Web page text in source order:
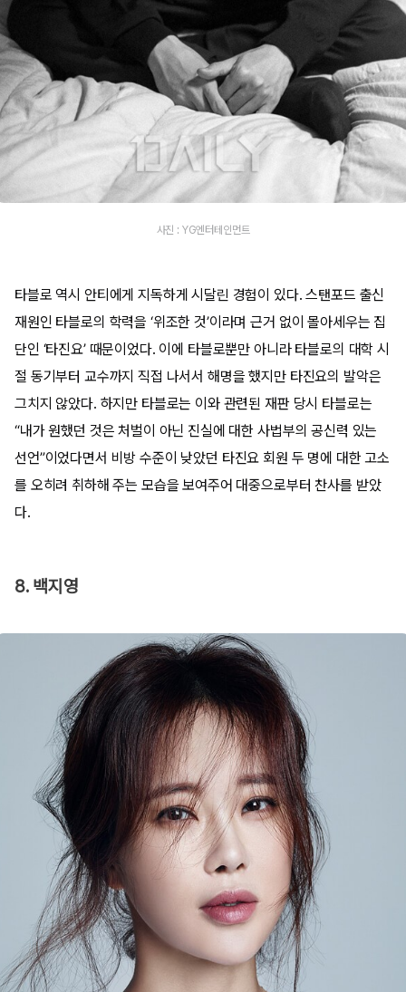
사진 : YG엔터테인먼트
타블로 역시 안티에게 지독하게 시달린 경험이 있다. 스탠포드 출신
재원인 타블로의 학력을 ‘위조한 것’이라며 근거 없이 몰아세우는 집
단인 ‘타진요’ 때문이었다. 이에 타블로뿐만 아니라 타블로의 대학 시
절 동기부터 교수까지 직접 나서서 해명을 했지만 타진요의 발악은
그치지 않았다. 하지만 타블로는 이와 관련된 재판 당시 타블로는
“내가 원했던 것은 처벌이 아닌 진실에 대한 사법부의 공신력 있는
선언”이었다면서 비방 수준이 낮았던 타진요 회원 두 명에 대한 고소
를 오히려 취하해 주는 모습을 보여주어 대중으로부터 찬사를 받았
다.
8. 백지영